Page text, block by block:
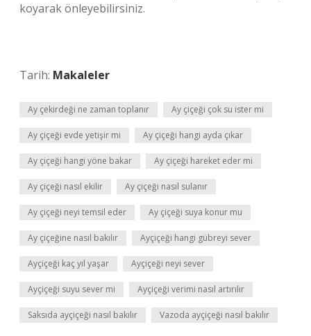
koyarak önleyebilirsiniz.
Tarih: Makaleler
Ay çekirdeği ne zaman toplanır Ay çiçeği çok su ister mi
Ay çiçeği evde yetişir mi Ay çiçeği hangi ayda çıkar
Ay çiçeği hangi yöne bakar Ay çiçeği hareket eder mi
Ay çiçeği nasıl ekilir Ay çiçeği nasıl sulanır
Ay çiçeği neyi temsil eder Ay çiçeği suya konur mu
Ay çiçeğine nasıl bakılır Ayçiçeği hangi gübreyi sever
Ayçiçeği kaç yıl yaşar Ayçiçeği neyi sever
Ayçiçeği suyu sever mi Ayçiçeği verimi nasıl artırılır
Saksıda ayçiçeği nasıl bakılır Vazoda ayçiçeği nasıl bakılır